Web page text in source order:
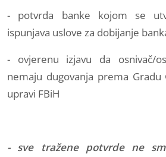
- potvrda banke kojom se
ispunjava uslove za dobijanje
- ovjerenu izjavu da osnivač/
nemaju dugovanja prema Gradu
upravi FBiH
- sve tražene potvrde ne